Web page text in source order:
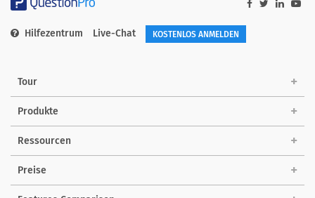
Hilfezentrum Live-Chat KOSTENLOS ANMELDEN
Tour
Produkte
Ressourcen
Preise